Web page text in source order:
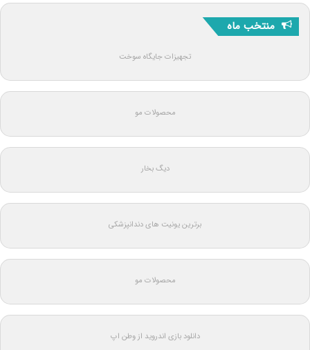
منتخب ماه
تجهیزات جایگاه سوخت
محصولات مو
دیگ بخار
برترین یونیت های دندانپزشکی
محصولات مو
دانلود بازی اندروید از وطن اپ